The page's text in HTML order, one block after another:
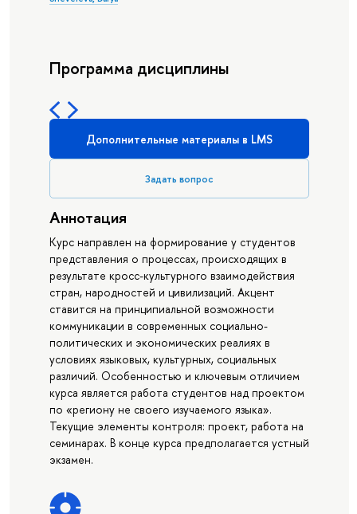
Программа дисциплины
Дополнительные материалы в LMS
Задать вопрос
Аннотация
Курс направлен на формирование у студентов
представления о процессах, происходящих в
результате кросс-культурного взаимодействия
стран, народностей и цивилизаций. Акцент
ставится на принципиальной возможности
коммуникации в современных социально-
политических и экономических реалиях в
условиях языковых, культурных, социальных
различий. Особенностью и ключевым отличием
курса является работа студентов над проектом
по «региону не своего изучаемого языка».
Текущие элементы контроля: проект, работа на
семинарах. В конце курса предполагается устный
экзамен.